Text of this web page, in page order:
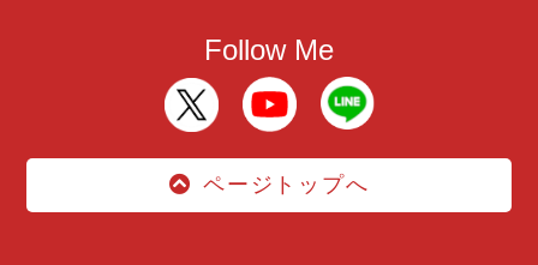
Follow Me
ページトップへ